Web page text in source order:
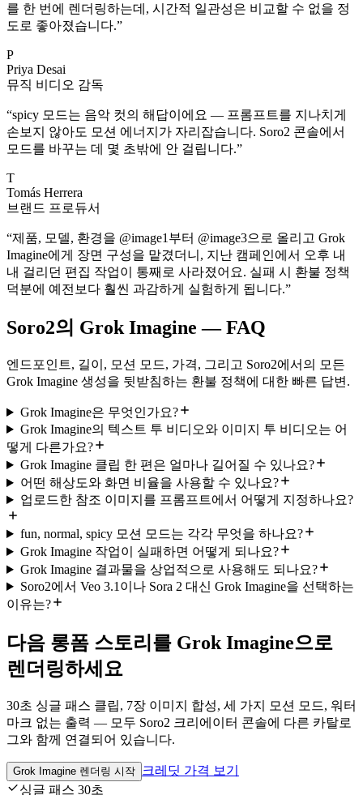
를 한 번에 렌더링하는데, 시간적 일관성은 비교할 수 없을 정
도로 좋아졌습니다.”
P
Priya Desai
뮤직 비디오 감독
“spicy 모드는 음악 컷의 해답이에요 — 프롬프트를 지나치게
손보지 않아도 모션 에너지가 자리잡습니다. Soro2 콘솔에서
모드를 바꾸는 데 몇 초밖에 안 걸립니다.”
T
Tomás Herrera
브랜드 프로듀서
“제품, 모델, 환경을 @image1부터 @image3으로 올리고 Grok
Imagine에게 장면 구성을 맡겼더니, 지난 캠페인에서 오후 내
내 걸리던 편집 작업이 통째로 사라졌어요. 실패 시 환불 정책
덕분에 예전보다 훨씬 과감하게 실험하게 됩니다.”
Soro2의 Grok Imagine — FAQ
엔드포인트, 길이, 모션 모드, 가격, 그리고 Soro2에서의 모든
Grok Imagine 생성을 뒷받침하는 환불 정책에 대한 빠른 답변.
Grok Imagine은 무엇인가요?
Grok Imagine의 텍스트 투 비디오와 이미지 투 비디오는 어
떻게 다른가요?
Grok Imagine 클립 한 편은 얼마나 길어질 수 있나요?
어떤 해상도와 화면 비율을 사용할 수 있나요?
업로드한 참조 이미지를 프롬프트에서 어떻게 지정하나요?
fun, normal, spicy 모션 모드는 각각 무엇을 하나요?
Grok Imagine 작업이 실패하면 어떻게 되나요?
Grok Imagine 결과물을 상업적으로 사용해도 되나요?
Soro2에서 Veo 3.1이나 Sora 2 대신 Grok Imagine을 선택하는
이유는?
다음 롱폼 스토리를 Grok Imagine으로
렌더링하세요
30초 싱글 패스 클립, 7장 이미지 합성, 세 가지 모션 모드, 워터
마크 없는 출력 — 모두 Soro2 크리에이터 콘솔에 다른 카탈로
그와 함께 연결되어 있습니다.
Grok Imagine 렌더링 시작
크레딧 가격 보기
싱글 패스 30초